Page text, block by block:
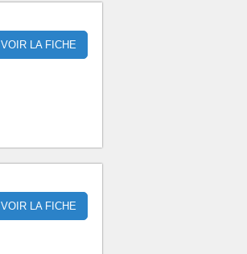
VOIR LA FICHE
VOIR LA FICHE